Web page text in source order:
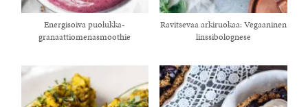
Energisoiva puolukka-
granaattiomenasmoothie
Ravitsevaa arkiruokaa: Vegaaninen
linssibolognese